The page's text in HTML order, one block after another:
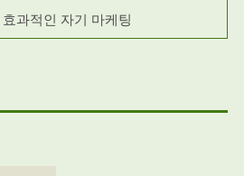
과적인 자기 마케팅